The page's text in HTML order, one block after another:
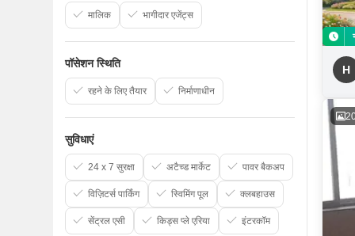
H
मालिक भागीदार एजेंट्स
पॉसेशन स्थिति
रहने के लिए तैयार निर्माणाधीन
सुविधाएं
24 x 7 सुरक्षा अटैच्ड मार्केट पावर बैकअप
विज़िटर्स पार्किंग स्विमिंग पूल क्लबहाउस
सेंट्रल एसी किड्स प्ले एरिया इंटरकॉम